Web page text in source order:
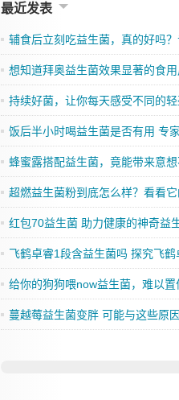
最近发表
辅食后立刻吃益生菌，真的好吗？专
想知道拜奥益生菌效果显著的食用周期
持续好菌，让你每天感受不同的轻盈与快乐——格
饭后半小时喝益生菌是否有用 专
蜂蜜露搭配益生菌，竟能带来意想不到的效果
超燃益生菌粉到底怎么样？看看它的
红包70益生菌 助力健康的神奇益
飞鹤卓睿1段含益生菌吗 探究飞鹤卓睿1段奶粉
给你的狗狗喂now益生菌，难以置信的
蔓越莓益生菌变胖 可能与这些原